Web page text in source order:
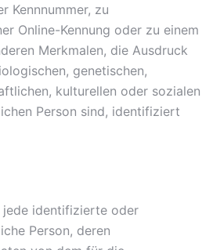
Kennnummer, zu
Online-Kennung oder zu einem
Merkmalen, die Ausdruck
genetischen,
kulturellen oder sozialen
Person sind, identifiziert
identifizierte oder
Person, deren